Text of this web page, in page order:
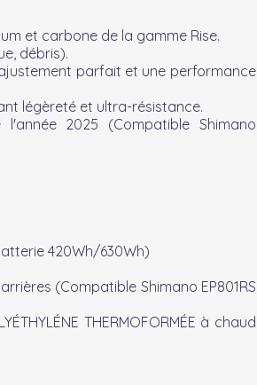
et carbone de la gamme Rise.
débris).
parfait et une performance
légèreté et ultra-résistance.
2025 (Compatible Shimano
420Wh/630Wh)
(Compatible Shimano EP801RS
THERMOFORMÉE à chaud